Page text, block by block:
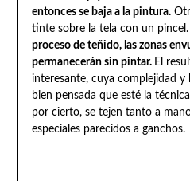
entonces se baja a la pintura.
tinte sobre la tela con un pincel.
proceso de teñido, las zonas
permanecerán sin pintar. El
interesante, cuya complejidad y
bien pensada que esté la
por cierto, se tejen tanto a
especiales parecidos a ganchos.